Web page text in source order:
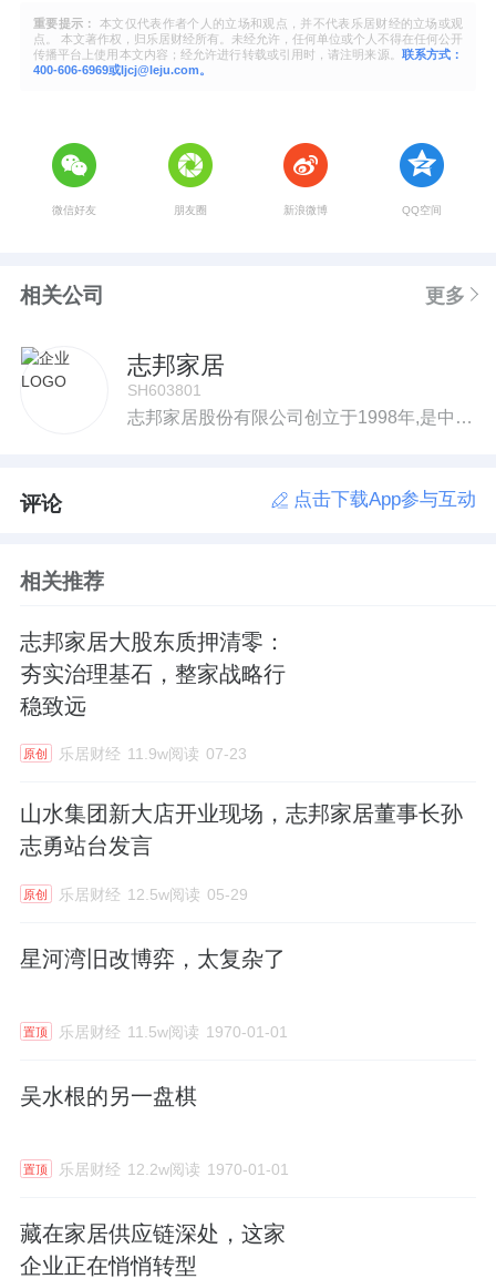
重要提示：
本文仅代表作者个人的立场和观点，并不代表乐居财经的立场或观
点。 本文著作权，归乐居财经所有。未经允许，任何单位或个人不得在任何公开
传播平台上使用本文内容；经允许进行转载或引用时，请注明来源。 联系方式：
400-606-6969或ljcj@leju.com。
微信好友 朋友圈 新浪微博 QQ空间
相关公司 更多
志邦家居
SH603801
志邦家居股份有限公司创立于1998年,是中国厨柜行业的先行者。现在,志邦专注于整家定制家居的研发、设计、生产与销售。从“更懂生活”的品牌理念出发,以整家生活的定制设计和服务为优势,为亿万家庭提供从厨房到全屋的整家解决方案。作为整家定制领域的专业家居品牌,志邦家居为人们提供整体厨房、全屋定制、木门墙板、成品家配为核心的整家一体化设计、制造、交付业务,在全国拥有六大生产基地,引进国外智能化制造设备,整合优质供应链,确保产品从设计、生产、安装到服务的每一个环节都以人为尺度、以生活为核心,为全球家庭创造理想的家居良品。凭借卓越的品质和口碑,志邦家居获得“中国环境标志认证”“FSC国际森林认证”等60余项国内外权威认证,同时成为国内诸多知名地产商的重要战略合作伙伴;志邦家居的产品远销海外,出口至澳洲、北美、东南亚、中东等国家和地区,是丽思卡尔顿、瑰丽酒店等国际五星级酒店优质供应商,在东南亚开设多家品牌专营店,品牌享誉全球。自2009年起,志邦家居与央视等主流媒体达成战略合作,并于2016年强势进驻纽约时代广场。同年签约前世界跳水冠军郭晶晶女士为品牌形象代言人,并先后联手郎平、杜丽等世界冠军和蔡康永、陈小春、罗嘉良、许茹芸、杨烁、孙杨、吴莫愁、王耀庆、钟汉良、张智霖、李晨等众多明星共同为美好生活赋义。2017年6月30日,志邦家居在上交所A股上市,2019年1月,正式签约世界著名音乐人周杰伦先生为品牌全新形象代言人。未来,我们将以专业的整家定制服务,发现和满足人们对生活空间的需求;以前沿的产品设计,引领和启发人们对生活品质的向往;以稳健的成长,为社会的良性发展创造更多真实的价值。志邦家居致力成为中国家居行业的一流企业、全球家居行业的领先企业,为现实现人们对家的美好想象奋力前行。
评论 点击下载App参与互动
相关推荐
志邦家居大股东质押清零：
夯实治理基石，整家战略行
稳致远
原创 乐居财经 11.9w阅读 07-23
山水集团新大店开业现场，志邦家居董事长孙
志勇站台发言
原创 乐居财经 12.5w阅读 05-29
星河湾旧改博弈，太复杂了
置顶 乐居财经 11.5w阅读 1970-01-01
吴水根的另一盘棋
置顶 乐居财经 12.2w阅读 1970-01-01
藏在家居供应链深处，这家
企业正在悄悄转型